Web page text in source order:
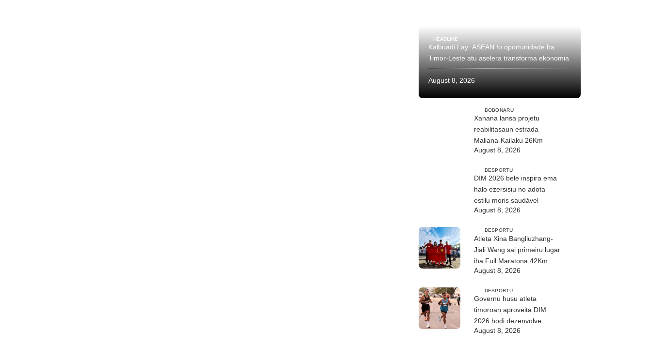
HEADLINE
Kalbuadi Lay: ASEAN fo oportunidade ba
Timor-Leste atu aselera transforma ekonomia
August 8, 2026
BOBONARU
Xanana lansa projetu
reabilitasaun estrada
Maliana-Kailaku 26Km
August 8, 2026
DESPORTU
DIM 2026 bele inspira ema
halo ezersisiu no adota
estilu moris saudável
August 8, 2026
DESPORTU
Atleta Xina Bangliuzhang-
Jiali Wang sai primeiru lugar
iha Full Maratona 42Km
August 8, 2026
DESPORTU
Governu husu atleta
timoroan aproveita DIM
2026 hodi dezenvolve
kapasidade
August 8, 2026